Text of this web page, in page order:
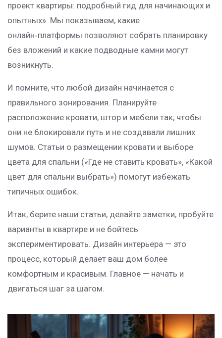
проект квартиры: подробный гид для начинающих и
опытных». Мы показываем, какие
онлайн‑платформы позволяют собрать планировку
без вложений и какие подводные камни могут
возникнуть.
И помните, что любой дизайн начинается с
правильного зонирования. Планируйте
расположение кровати, штор и мебели так, чтобы
они не блокировали путь и не создавали лишних
шумов. Статьи о размещении кровати и выборе
цвета для спальни («Где не ставить кровать», «Какой
цвет для спальни выбрать») помогут избежать
типичных ошибок.
Итак, берите наши статьи, делайте заметки, пробуйте
варианты в квартире и не бойтесь
экспериментировать. Дизайн интерьера — это
процесс, который делает ваш дом более
комфортным и красивым. Главное — начать и
двигаться шаг за шагом.